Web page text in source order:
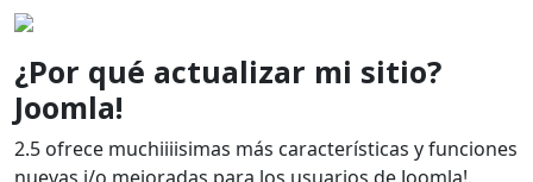
¿Por qué actualizar mi sitio?
Joomla!
2.5 ofrece muchiiiisimas más características y funciones